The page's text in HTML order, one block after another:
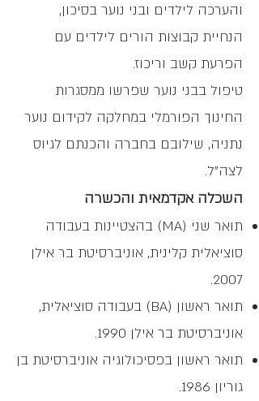
והערכה לילדים ובני נוער בסיכון,
הנחיית קבוצות הורים לילדים עם
הפרעת קשב וריכוז.
טיפול בבני נוער שפרשו ממסגרות
החינוך הפורמלי במחלקה לקידום נוער
נתניה, שילובם בחברה והכנתם לגיוס
לצה"ל.
השכלה אקדמאית והכשרה
תואר שני (MA) בהצטיינות בעבודה
סוציאלית קלינית, אוניברסיטת בר אילן
2007.
תואר ראשון (BA) בעבודה סוציאלית,
אוניברסיטת בר אילן 1990.
תואר ראשון בפסיכולוגיה אוניברסיטת בן
גוריון 1986.